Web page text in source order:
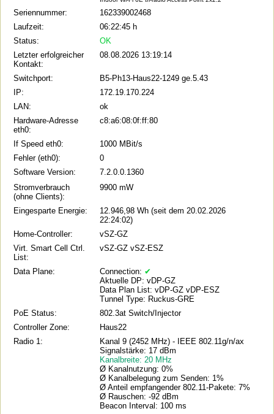
Seriennummer:
162339002468
Laufzeit:
06:22:45 h
Status:
OK
Letzter erfolgreicher
Kontakt:
08.08.2026 13:19:14
Switchport:
B5-Ph13-Haus22-1249 ge.5.43
IP:
172.19.170.224
LAN:
ok
Hardware-Adresse
eth0:
c8:a6:08:0f:ff:80
If Speed eth0:
1000 MBit/s
Fehler (eth0):
0
Software Version:
7.2.0.0.1360
Stromverbrauch
(ohne Clients):
9900 mW
Eingesparte Energie:
12.946,98 Wh (seit dem 20.02.2026
22:24:02)
Home-Controller:
vSZ-GZ
Virt. Smart Cell Ctrl.
List:
vSZ-GZ vSZ-ESZ
Data Plane: Connection: ✔
Aktuelle DP: vDP-GZ
Data Plan List: vDP-GZ vDP-ESZ
Tunnel Type: Ruckus-GRE
PoE Status:
802.3at Switch/Injector
Controller Zone:
Haus22
Radio 1:
Kanal 9 (2452 MHz) - IEEE 802.11g/n/ax
Signalstärke: 17 dBm
Kanalbreite: 20 MHz
Ø Kanalnutzung: 0%
Ø Kanalbelegung zum Senden: 1%
Ø Anteil empfangender 802.11-Pakete: 7%
Ø Rauschen: -92 dBm
Beacon Interval: 100 ms